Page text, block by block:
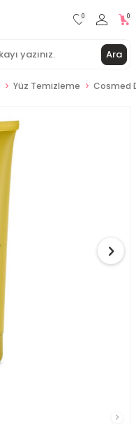
Ara
0 0
Yüz Temizleme Cosmed